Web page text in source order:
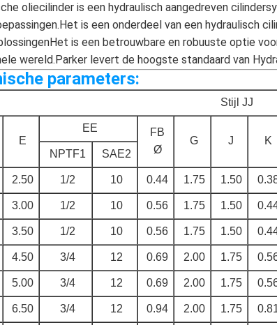
oliecilinder is een hydraulisch aangedreven
is een onderdeel van een hydraulisch
is een betrouwbare en robuuste optie
wereld.Parker levert de hoogste standaard van
parameters:
Stijl JJ
E
EE
FB
Ø
G J K
NPTF1 SAE2
2.50 1/2 10 0.44 1.75 1.50
3.00 1/2 10 0.56 1.75 1.50
3.50 1/2 10 0.56 1.75 1.50
4.50 3/4 12 0.69 2.00 1.75
5.00 3/4 12 0.69 2.00 1.75
6.50 3/4 12 0.94 2.00 1.75